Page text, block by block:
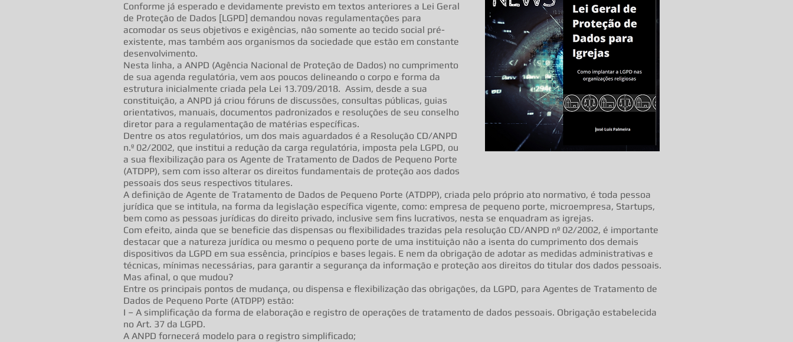
A definição de Agente de Tratamento de Dados de Pequeno Porte (ATDPP), criada pelo próprio ato normativo, é toda pessoa
jurídica que se intitula, na forma da legislação específica vigente, como: empresa de pequeno porte, microempresa, Startups,
bem como as pessoas jurídicas do direito privado, inclusive sem fins lucrativos, nesta se enquadram as igrejas.
Com efeito, ainda que se beneficie das dispensas ou flexibilidades trazidas pela resolução CD/ANPD nº 02/2002, é importante
destacar que a natureza jurídica ou mesmo o pequeno porte de uma instituição não a isenta do cumprimento dos demais
dispositivos da LGPD em sua essência, princípios e bases legais. E nem da obrigação de adotar as medidas administrativas e
técnicas, mínimas necessárias, para garantir a segurança da informação e proteção aos direitos do titular dos dados pessoais.
Mas afinal, o que mudou?
Entre os principais pontos de mudança, ou dispensa e flexibilização das obrigações, da LGPD, para Agentes de Tratamento de
Dados de Pequeno Porte (ATDPP) estão:
I – A simplificação da forma de elaboração e registro de operações de tratamento de dados pessoais. Obrigação estabelecida
no Art. 37 da LGPD.
A ANPD fornecerá modelo para o registro simplificado;
Conforme já esperado e devidamente previsto em textos anteriores a Lei Geral
de Proteção de Dados [LGPD] demandou novas regulamentações para
acomodar os seus objetivos e exigências, não somente ao tecido social pré-
existente, mas também aos organismos da sociedade que estão em constante
desenvolvimento.
Nesta linha, a ANPD (Agência Nacional de Proteção de Dados) no cumprimento
de sua agenda regulatória, vem aos poucos delineando o corpo e forma da
estrutura inicialmente criada pela Lei 13.709/2018. Assim, desde a sua
constituição, a ANPD já criou fóruns de discussões, consultas públicas, guias
orientativos, manuais, documentos padronizados e resoluções de seu conselho
diretor para a regulamentação de matérias específicas.
Dentre os atos regulatórios, um dos mais aguardados é a Resolução CD/ANPD
n.º 02/2002, que institui a redução da carga regulatória, imposta pela LGPD, ou
a sua flexibilização para os Agente de Tratamento de Dados de Pequeno Porte
(ATDPP), sem com isso alterar os direitos fundamentais de proteção aos dados
pessoais dos seus respectivos titulares.